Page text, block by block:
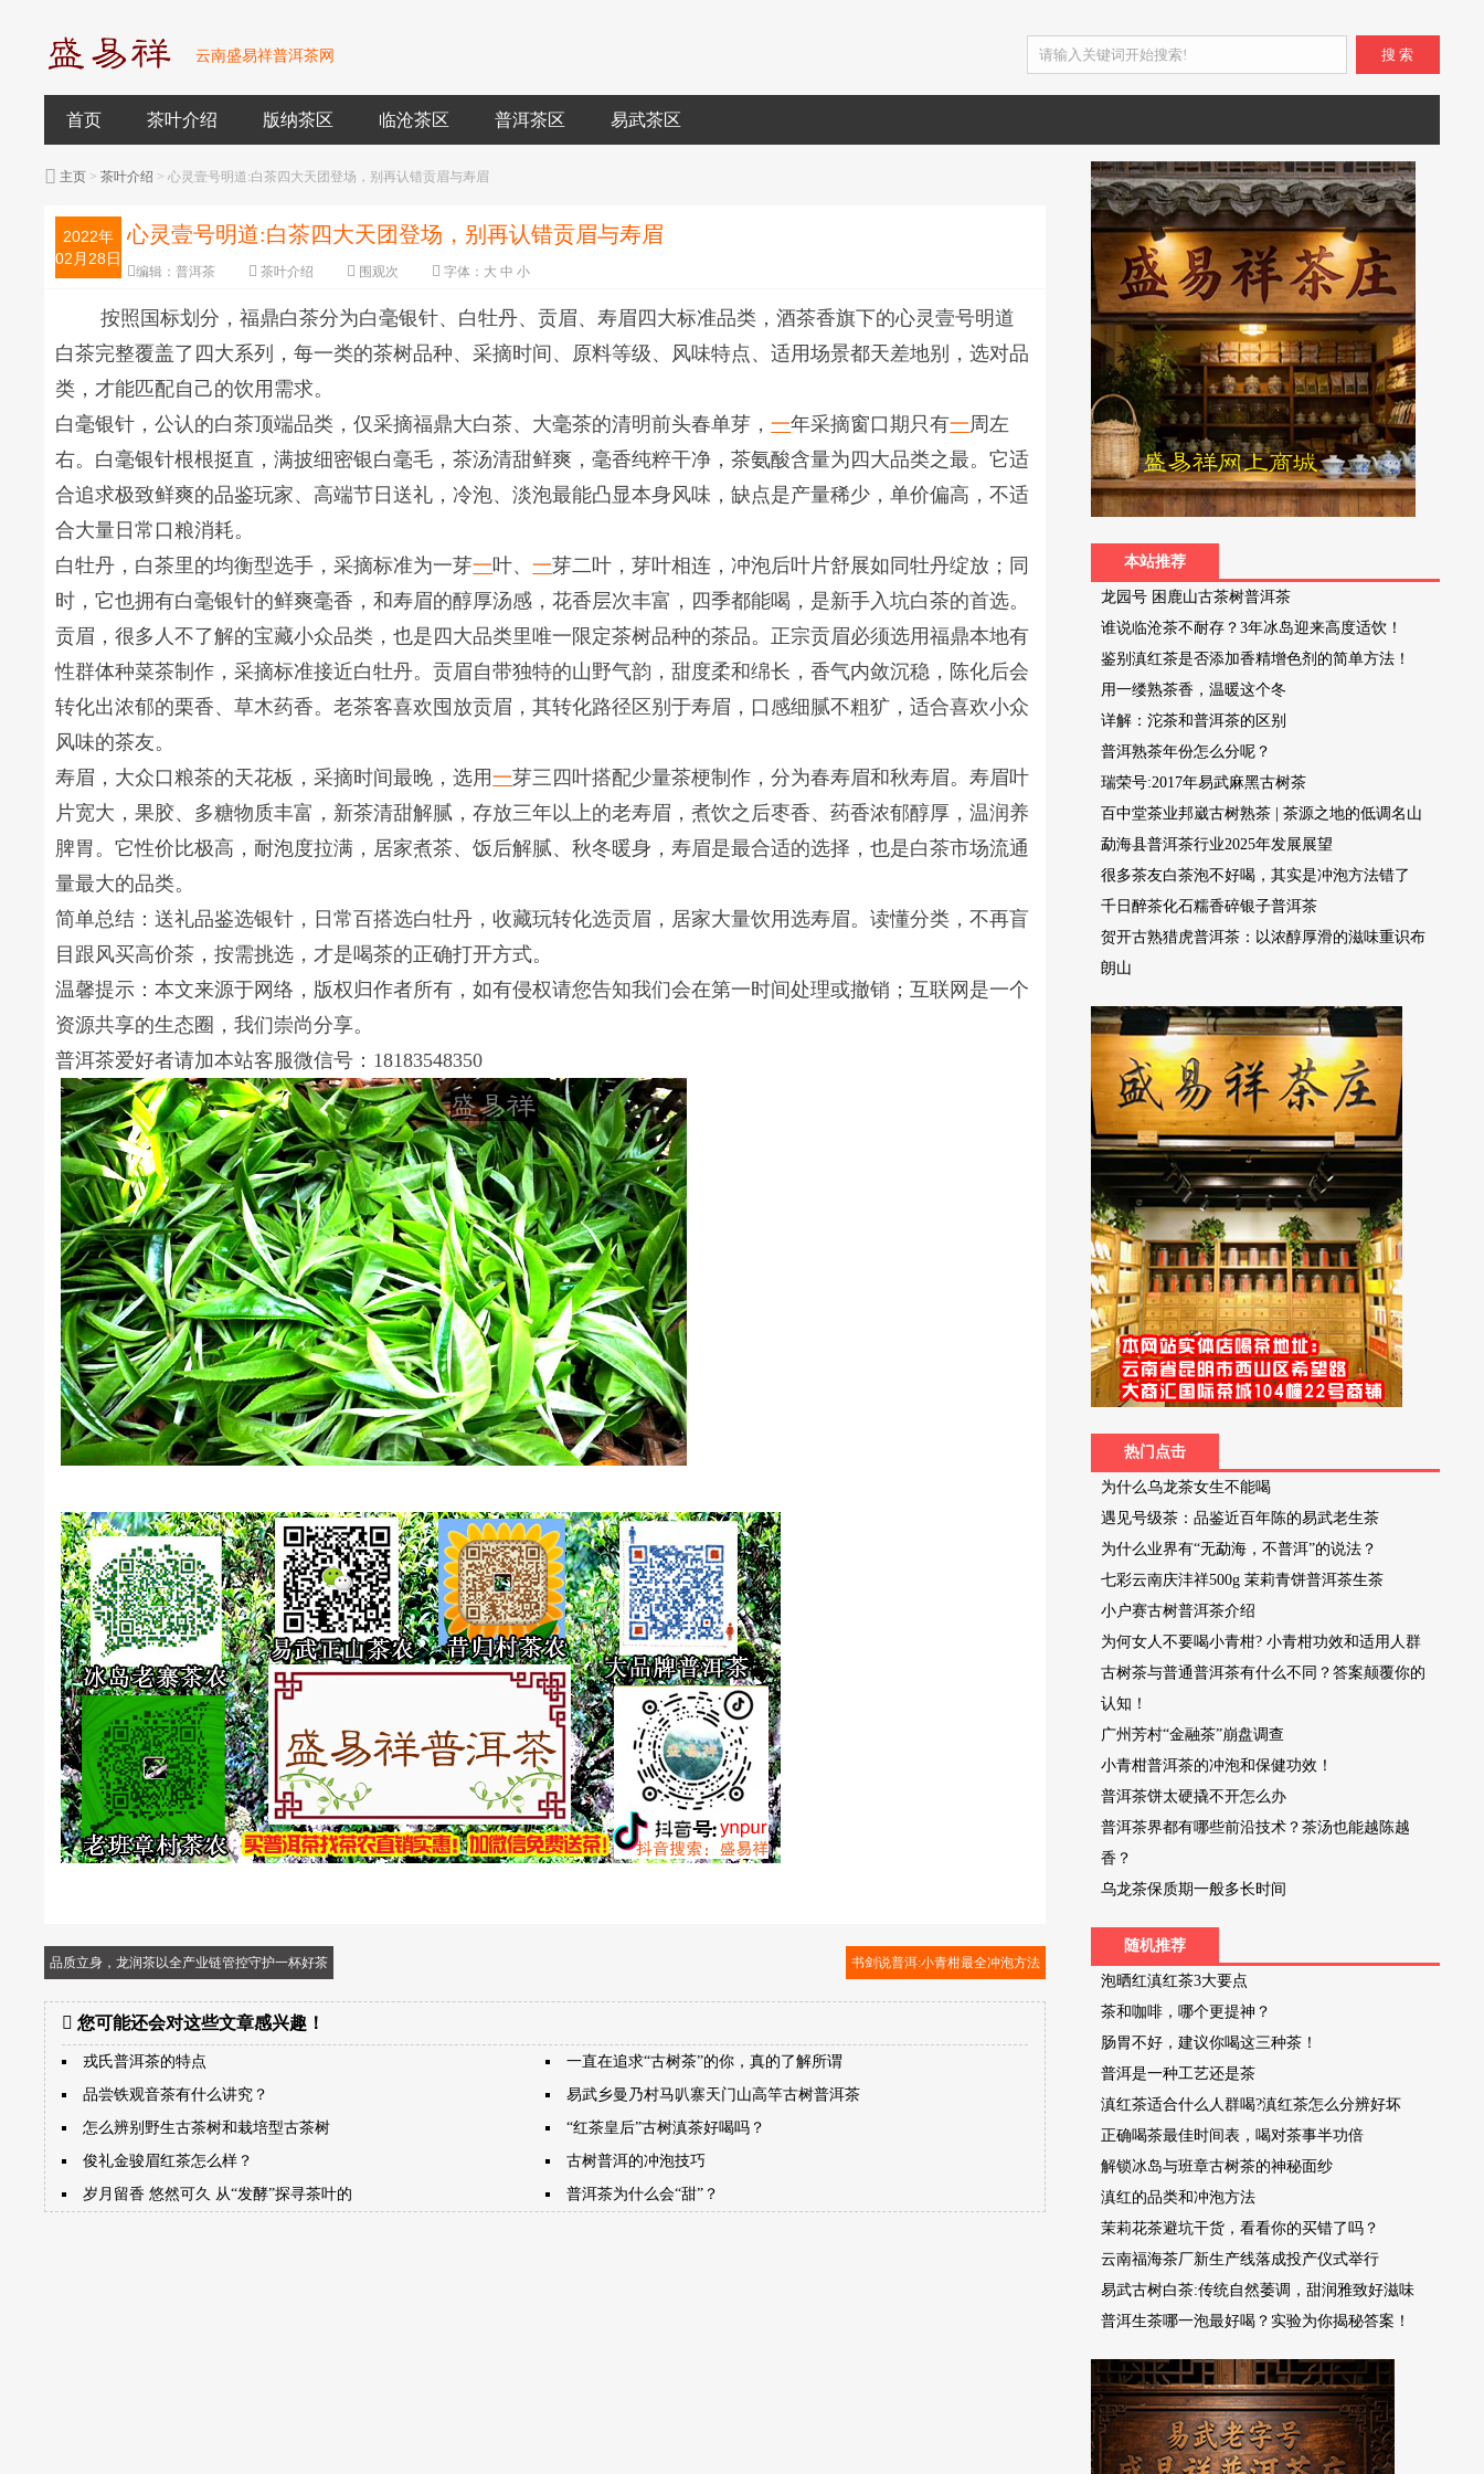
云南盛易祥普洱茶网 搜 索
首页 茶叶介绍 版纳茶区 临沧茶区 普洱茶区 易武茶区
主页 >茶叶介绍 > 心灵壹号明道:白茶四大天团登场，别再认错贡眉与寿眉
2022年
02月28日
心灵壹号明道:白茶四大天团登场，别再认错贡眉与寿眉
编辑：普洱茶 茶叶介绍 围观次 字体： 大 中 小
按照国标划分，福鼎白茶分为白毫银针、白牡丹、贡眉、寿眉四大标准品类，酒茶香旗下的心灵壹号明道
白茶完整覆盖了四大系列，每一类的茶树品种、采摘时间、原料等级、风味特点、适用场景都天差地别，选对品
类，才能匹配自己的饮用需求。
白毫银针，公认的白茶顶端品类，仅采摘福鼎大白茶、大毫茶的清明前头春单芽，一年采摘窗口期只有一周左
右。白毫银针根根挺直，满披细密银白毫毛，茶汤清甜鲜爽，毫香纯粹干净，茶氨酸含量为四大品类之最。它适
合追求极致鲜爽的品鉴玩家、高端节日送礼，冷泡、淡泡最能凸显本身风味，缺点是产量稀少，单价偏高，不适
合大量日常口粮消耗。
白牡丹，白茶里的均衡型选手，采摘标准为一芽一叶、一芽二叶，芽叶相连，冲泡后叶片舒展如同牡丹绽放；同
时，它也拥有白毫银针的鲜爽毫香，和寿眉的醇厚汤感，花香层次丰富，四季都能喝，是新手入坑白茶的首选。
贡眉，很多人不了解的宝藏小众品类，也是四大品类里唯一限定茶树品种的茶品。正宗贡眉必须选用福鼎本地有
性群体种菜茶制作，采摘标准接近白牡丹。贡眉自带独特的山野气韵，甜度柔和绵长，香气内敛沉稳，陈化后会
转化出浓郁的栗香、草木药香。老茶客喜欢囤放贡眉，其转化路径区别于寿眉，口感细腻不粗犷，适合喜欢小众
风味的茶友。
寿眉，大众口粮茶的天花板，采摘时间最晚，选用一芽三四叶搭配少量茶梗制作，分为春寿眉和秋寿眉。寿眉叶
片宽大，果胶、多糖物质丰富，新茶清甜解腻，存放三年以上的老寿眉，煮饮之后枣香、药香浓郁醇厚，温润养
脾胃。它性价比极高，耐泡度拉满，居家煮茶、饭后解腻、秋冬暖身，寿眉是最合适的选择，也是白茶市场流通
量最大的品类。
简单总结：送礼品鉴选银针，日常百搭选白牡丹，收藏玩转化选贡眉，居家大量饮用选寿眉。读懂分类，不再盲
目跟风买高价茶，按需挑选，才是喝茶的正确打开方式。
温馨提示：本文来源于网络，版权归作者所有，如有侵权请您告知我们会在第一时间处理或撤销；互联网是一个
资源共享的生态圈，我们崇尚分享。
普洱茶爱好者请加本站客服微信号：18183548350
品质立身，龙润茶以全产业链管控守护一杯好茶 书剑说普洱:小青柑最全冲泡方法
您可能还会对这些文章感兴趣！
戎氏普洱茶的特点
一直在追求“古树茶”的你，真的了解所谓
品尝铁观音茶有什么讲究？
易武乡曼乃村马叭寨天门山高竿古树普洱茶
怎么辨别野生古茶树和栽培型古茶树
“红茶皇后”古树滇茶好喝吗？
俊礼金骏眉红茶怎么样？
古树普洱的冲泡技巧
岁月留香 悠然可久 从“发酵”探寻茶叶的
普洱茶为什么会“甜”？
本站推荐
龙园号 困鹿山古茶树普洱茶
谁说临沧茶不耐存？3年冰岛迎来高度适饮！
鉴别滇红茶是否添加香精增色剂的简单方法！
用一缕熟茶香，温暖这个冬
详解：沱茶和普洱茶的区别
普洱熟茶年份怎么分呢？
瑞荣号:2017年易武麻黑古树茶
百中堂茶业邦崴古树熟茶 | 茶源之地的低调名山
勐海县普洱茶行业2025年发展展望
很多茶友白茶泡不好喝，其实是冲泡方法错了
千日醉茶化石糯香碎银子普洱茶
贺开古熟猎虎普洱茶：以浓醇厚滑的滋味重识布
朗山
热门点击
为什么乌龙茶女生不能喝
遇见号级茶：品鉴近百年陈的易武老生茶
为什么业界有“无勐海，不普洱”的说法？
七彩云南庆沣祥500g 茉莉青饼普洱茶生茶
小户赛古树普洱茶介绍
为何女人不要喝小青柑? 小青柑功效和适用人群
古树茶与普通普洱茶有什么不同？答案颠覆你的
认知！
广州芳村“金融茶”崩盘调查
小青柑普洱茶的冲泡和保健功效！
普洱茶饼太硬撬不开怎么办
普洱茶界都有哪些前沿技术？茶汤也能越陈越
香？
乌龙茶保质期一般多长时间
随机推荐
泡晒红滇红茶3大要点
茶和咖啡，哪个更提神？
肠胃不好，建议你喝这三种茶！
普洱是一种工艺还是茶
滇红茶适合什么人群喝?滇红茶怎么分辨好坏
正确喝茶最佳时间表，喝对茶事半功倍
解锁冰岛与班章古树茶的神秘面纱
滇红的品类和冲泡方法
茉莉花茶避坑干货，看看你的买错了吗？
云南福海茶厂新生产线落成投产仪式举行
易武古树白茶:传统自然萎调，甜润雅致好滋味
普洱生茶哪一泡最好喝？实验为你揭秘答案！